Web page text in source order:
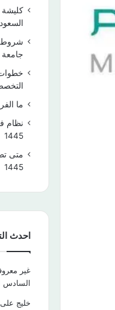
كليشة
شروط
جامعة
ما
نظام
1445
متى
1445
احدث
غير
السادس
خليج على